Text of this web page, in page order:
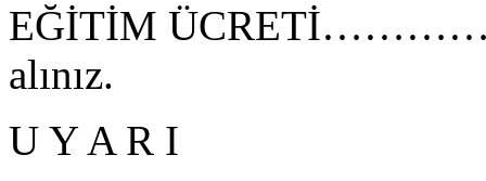
EĞİTİM
alınız.
U Y A R I